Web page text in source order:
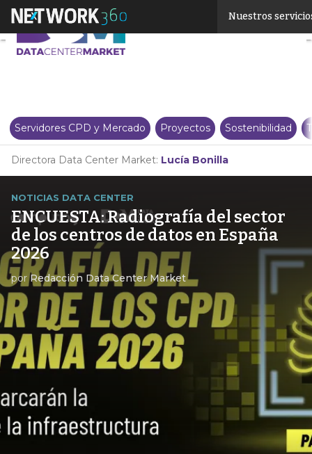
Nuestros
Servidores CPD y Mercado Proyectos Sostenibilidad
Directora Data Center Market: Lucía Bonilla
NOTICIAS DATA CENTER
ENCUESTA: Radiografía del sector
de los centros de datos en España
2026
porRedacción Data Center Market